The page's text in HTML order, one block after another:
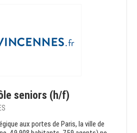
seniors (h/f)
aux portes de Paris, la ville de